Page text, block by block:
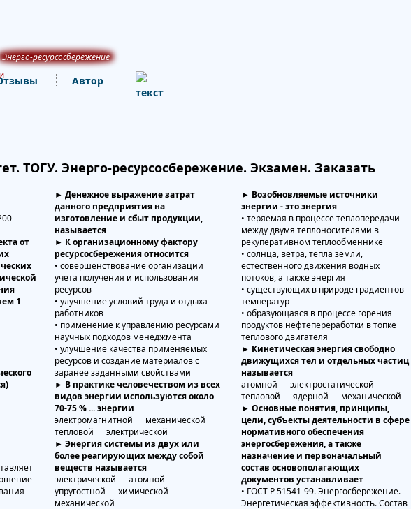
Автор
Энерго-ресурсосбережение
ТОГУ. Энерго-ресурсосбережение. Экзамен. Заказать
от
1
► Денежное выражение затрат
данного предприятия на
изготовление и сбыт продукции,
называется
► К организационному фактору
ресурсосбережения относится
• совершенствование организации
учета получения и использования
ресурсов
• улучшение условий труда и отдыха
работников
• применение к управлению ресурсами
научных подходов менеджмента
• улучшение качества применяемых
ресурсов и создание материалов с
заранее заданными свойствами
► В практике человечеством из всех
видов энергии используются около
70-75 % ... энергии
электромагнитной механической
тепловой электрической
► Энергия системы из двух или
более реагирующих между собой
веществ называется
электрической атомной
упругостной химической
механической
► Возобновляемые источники
энергии - это энергия
• теряемая в процессе теплопередачи
между двумя теплоносителями в
рекуперативном теплообменнике
• солнца, ветра, тепла земли,
естественного движения водных
потоков, а также энергия
• существующих в природе градиентов
температур
• образующаяся в процессе горения
продуктов нефтепереработки в топке
теплового двигателя
► Кинетическая энергия свободно
движущихся тел и отдельных частиц
называется
атомной электростатической
тепловой ядерной механической
► Основные понятия, принципы,
цели, субъекты деятельности в сфере
нормативного обеспечения
энергосбережения, а также
назначение и первоначальный
состав основополагающих
документов устанавливает
• ГОСТ Р 51541-99. Энергосбережение.
Энергетическая эффективность. Состав